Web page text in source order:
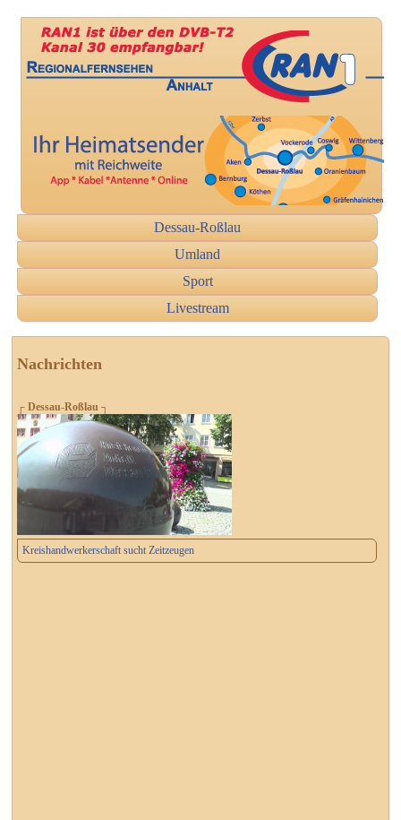
Dessau-Roßlau
Umland
Sport
Livestream
Nachrichten
┌ Dessau-Roßlau ┐
Kreishandwerkerschaft sucht Zeitzeugen